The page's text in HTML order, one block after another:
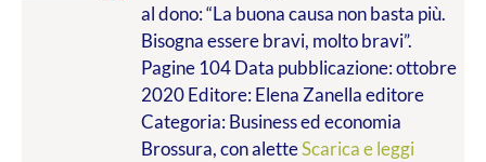
a
€14.00
al dono: “La buona causa non basta più.
Bisogna essere bravi, molto bravi”.
Pagine 104 Data pubblicazione: ottobre
2020 Editore: Elena Zanella editore
Categoria: Business ed economia
Brossura, con aletteScarica e leggi